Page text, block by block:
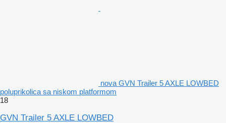
nova GVN Trailer 5 AXLE LOWBED
poluprikolica sa niskom platformom
18
GVN Trailer 5 AXLE LOWBED